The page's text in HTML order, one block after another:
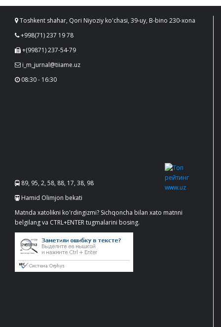
Toshkent shahar, Qori Niyoziy ko'chasi, 39-uy, B-bino 230-xona
+998(71) 237 19 78
+(99871) 237-54-79
i_m_jurnal@tiiame.uz
08:30 - 16:30
89, 95, 2, 58, 88, 17, 38, 98
Hamid Olimjon bekati
Matnda xatolikni ko'rdingizmi? Sichqoncha bilan xato matnni
belgilang va CTRL+ENTER tugmalarini bosing.